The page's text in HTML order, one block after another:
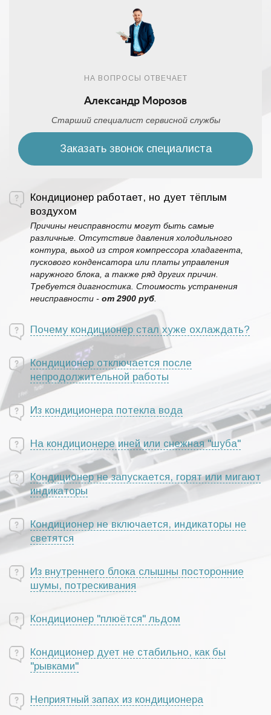
НА ВОПРОСЫ ОТВЕЧАЕТ
Александр Морозов
Старший специалист сервисной службы
Заказать звонок специалиста
Кондиционер работает, но дует тёплым
воздухом
Причины неисправности могут быть самые
различные. Отсутствие давления холодильного
контура, выход из строя компрессора хладагента,
пускового конденсатора или платы управления
наружного блока, а также ряд других причин.
Требуется диагностика. Стоимость устранения
неисправности - от 2900 руб
Почему кондиционер стал хуже охлаждать?
Кондиционер отключается после
непродолжительной работы
Из кондиционера потекла вода
На кондиционере иней или снежная "шуба"
Кондиционер не запускается, горят или мигают
индикаторы
Кондиционер не включается, индикаторы не
светятся
Из внутреннего блока слышны посторонние
шумы, потрескивания
Кондиционер "плюётся" льдом
Кондиционер дует не стабильно, как бы
"рывками"
Неприятный запах из кондиционера